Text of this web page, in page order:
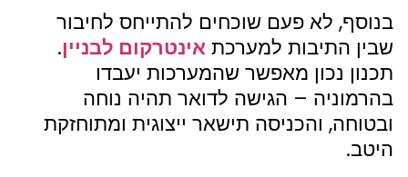
בנוסף, לא פעם שוכחים להתייחס לחיבור
שבין התיבות למערכתאינטרקום לבניין.
תכנון נכון מאפשר שהמערכות יעבדו
בהרמוניה – הגישה לדואר תהיה נוחה
ובטוחה, והכניסה תישאר ייצוגית ומתוחזקת
היטב.